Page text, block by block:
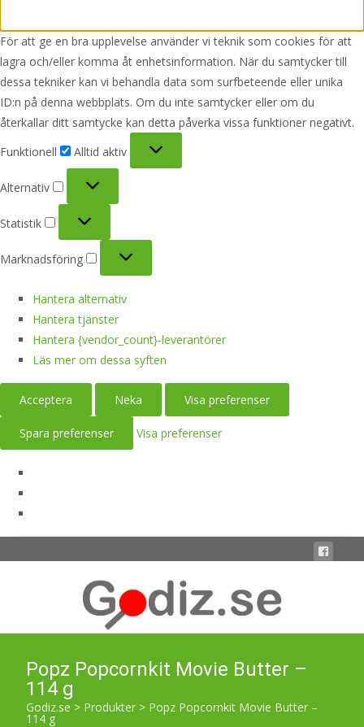
För att ge en bra upplevelse använder vi teknik som cookies för att
lagra och/eller komma åt enhetsinformation. När du samtycker till
dessa tekniker kan vi behandla data som surfbeteende eller unika
ID:n på denna webbplats. Om du inte samtycker eller om du
återkallar ditt samtycke kan detta påverka vissa funktioner negativt.
Funktionell
Alltid aktiv
Alternativ
Statistik
Marknadsföring
Hantera alternativ
Hantera tjänster
Hantera {vendor_count}-leverantörer
Läs mer om dessa syften
Acceptera Neka Visa preferenser
Spara preferenser Visa preferenser
Popz Popcornkit Movie Butter –
114 g
Godiz.se > Produkter > Popz Popcornkit Movie Butter –
114 g